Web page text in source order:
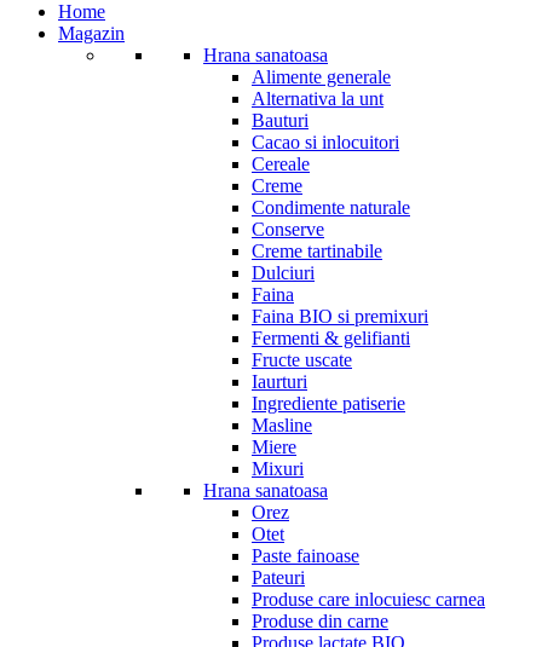
Home
Magazin
Hrana sanatoasa
Alimente generale
Alternativa la unt
Bauturi
Cacao si inlocuitori
Cereale
Creme
Condimente naturale
Conserve
Creme tartinabile
Dulciuri
Faina
Faina BIO si premixuri
Fermenti & gelifianti
Fructe uscate
Iaurturi
Ingrediente patiserie
Masline
Miere
Mixuri
Hrana sanatoasa
Orez
Otet
Paste fainoase
Pateuri
Produse care inlocuiesc carnea
Produse din carne
Produse lactate BIO